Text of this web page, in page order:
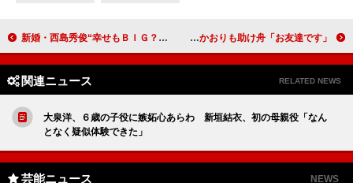
新婚・西島秀俊“幸せもＢＩＧ？” １０億円当たったら「宇宙旅行に行きたい」 綾瀬はるか、松坂桃李との交際否定 桃井かおりも助け舟「お友達です」
関連ニュース RELATED NEWS
大泉洋、６歳の子役に嫉妬心あらわ 新垣結衣、初の母親役「なん
となく疑似体験できた」
芸能ニュース NEWS